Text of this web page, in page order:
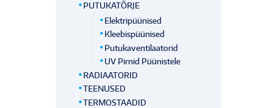
PUTUKATÕRJE
Elektripüünised
Kleebispüünised
Putukaventilaatorid
UV Pirnid Püünistele
RADIAATORID
TEENUSED
TERMOSTAADID